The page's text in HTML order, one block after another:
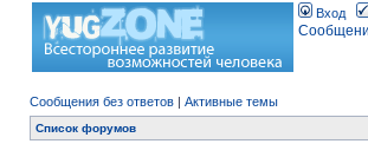
Вход
Сообщения без ответов | Активные темы
Список форумов